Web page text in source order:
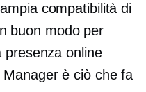
compatibilità di
buon modo per
presenza online
è ciò che fa